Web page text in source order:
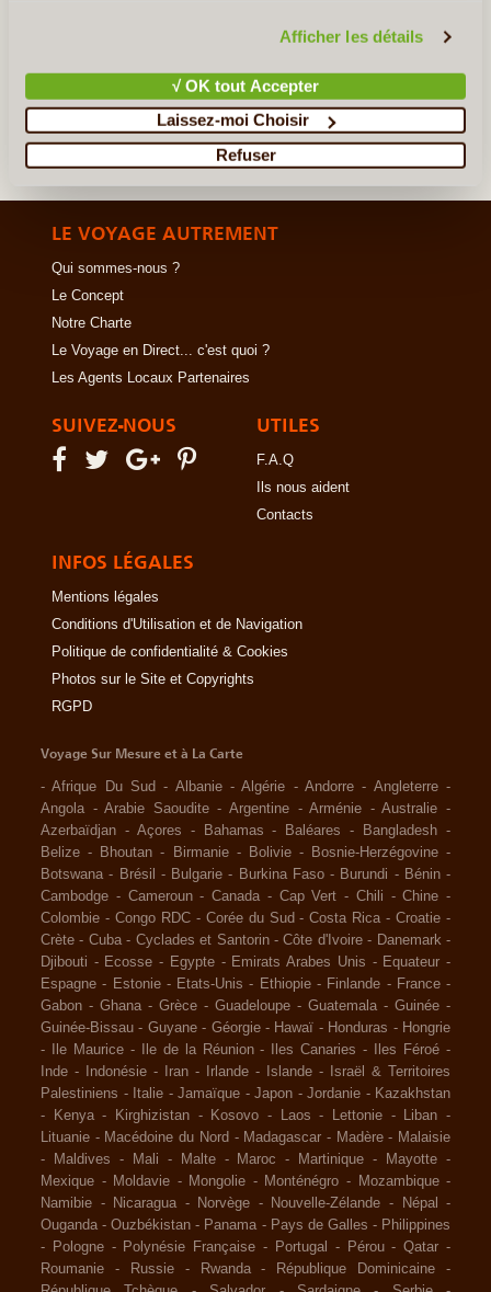
Afficher les détails
√ OK tout Accepter
Laissez-moi Choisir
Refuser
Tous les circuits au Cap Vert»
LE VOYAGE AUTREMENT
Qui sommes-nous ?
Le Concept
Notre Charte
Le Voyage en Direct... c'est quoi ?
Les Agents Locaux Partenaires
SUIVEZ-NOUS UTILES
F.A.Q
Ils nous aident
Contacts
INFOS LÉGALES
Mentions légales
Conditions d'Utilisation et de Navigation
Politique de confidentialité & Cookies
Photos sur le Site et Copyrights
RGPD
Voyage Sur Mesure et à La Carte
-Afrique Du Sud - Albanie -Algérie -Andorre - Angleterre -
Angola -Arabie Saoudite -Argentine -Arménie -Australie -
Azerbaïdjan - Açores - Bahamas - Baléares - Bangladesh -
Belize - Bhoutan - Birmanie - Bolivie - Bosnie-Herzégovine -
Botswana - Brésil - Bulgarie - Burkina Faso - Burundi - Bénin -
Cambodge - Cameroun - Canada - Cap Vert - Chili -Chine -
Colombie - Congo RDC - Corée du Sud -Costa Rica -Croatie -
Crète - Cuba - Cyclades et Santorin -Côte d'Ivoire - Danemark -
Djibouti - Ecosse - Egypte - Emirats Arabes Unis - Equateur -
Espagne - Estonie - Etats-Unis - Ethiopie - Finlande - France -
Gabon - Ghana - Grèce - Guadeloupe - Guatemala - Guinée -
Guinée-Bissau - Guyane - Géorgie - Hawaï - Honduras - Hongrie
-
Ile Maurice - Ile de la Réunion - Iles Canaries - Iles Féroé -
Inde - Indonésie - Iran - Irlande - Islande -
Israël & Territoires
Palestiniens - Italie - Jamaïque - Japon - Jordanie - Kazakhstan
-
Kenya - Kirghizistan - Kosovo - Laos - Lettonie - Liban -
Lituanie - Macédoine du Nord - Madagascar - Madère - Malaisie
-
Maldives - Mali - Malte - Maroc - Martinique - Mayotte -
Mexique - Moldavie - Mongolie - Monténégro - Mozambique -
Namibie - Nicaragua - Norvège - Nouvelle-Zélande - Népal
-
Ouganda -Ouzbékistan - Panama - Pays de Galles - Philippines
-
Pologne - Polynésie Française - Portugal - Pérou -Qatar -
Roumanie
- Russie - Rwanda - République Dominicaine
-